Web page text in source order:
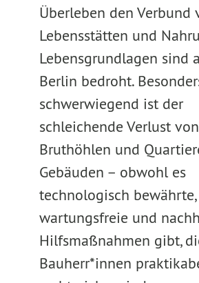
Überleben den Verbund
Lebensstätten und
Lebensgrundlagen sind
Berlin bedroht.
schwerwiegend ist der
schleichende Verlust von
Bruthöhlen und
Gebäuden – obwohl es
technologisch bewährte,
wartungsfreie und
Hilfsmaßnahmen gibt,
Bauherr*innen